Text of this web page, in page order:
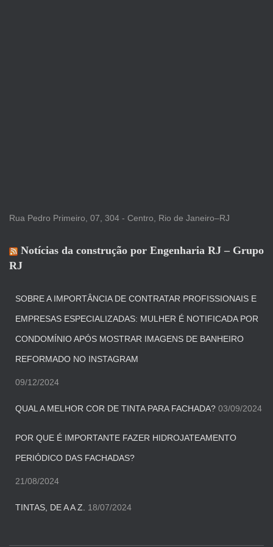
Rua Pedro Primeiro, 07, 304 - Centro, Rio de Janeiro–RJ
Notícias da construção por Engenharia RJ – Grupo
RJ
SOBRE A IMPORTÂNCIA DE CONTRATAR PROFISSIONAIS E
EMPRESAS ESPECIALIZADAS: MULHER É NOTIFICADA POR
CONDOMÍNIO APÓS MOSTRAR IMAGENS DE BANHEIRO
REFORMADO NO INSTAGRAM
09/12/2024
QUAL A MELHOR COR DE TINTA PARA FACHADA? 03/09/2024
POR QUE É IMPORTANTE FAZER HIDROJATEAMENTO
PERIÓDICO DAS FACHADAS?
21/08/2024
TINTAS, DE A A Z. 18/07/2024